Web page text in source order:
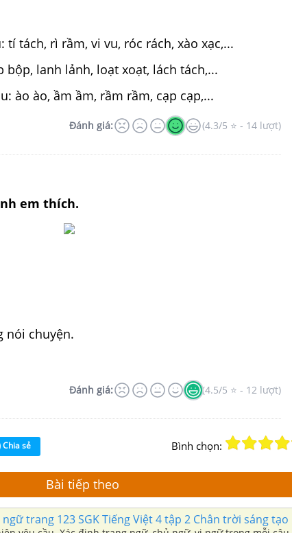
tí tách, rì rầm, vi vu, róc rách, xào xạc,...
bộp, lanh lảnh, loạt xoạt, lách tách,...
ào ào, ầm ầm, rầm rầm, cạp cạp,...
Đánh giá: (4.3/5 ⭐ - 14 lượt)
em thích.
nói chuyện.
Đánh giá: (4.5/5 ⭐ - 12 lượt)
Chia sẻ Bình chọn:
Bài tiếp theo
trang 123 SGK Tiếng Việt 4 tập 2 Chân trời sáng tạo